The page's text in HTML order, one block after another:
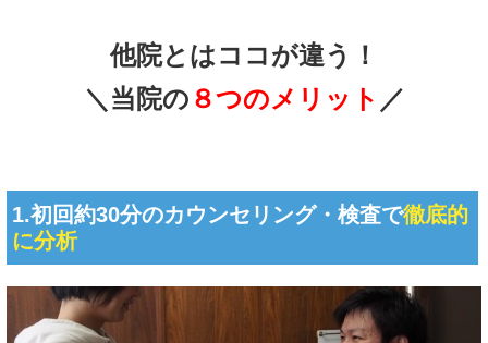
他院とはココが違う！
＼当院の ８つのメリット ／
1.初回約30分のカウンセリング・検査で徹底的
に分析